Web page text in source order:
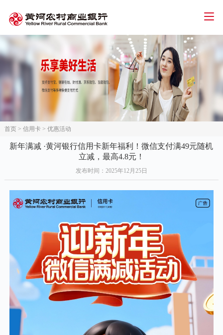
人才招聘 招标信息 下载中心
首页
个人金融
网络金融
三农金融
首页> 信用卡> 优惠活动
新年满减 ·黄河银行信用卡新年福利！微信支付满49元随机
立减，最高4.8元！
发布时间 ：2025年12月25日